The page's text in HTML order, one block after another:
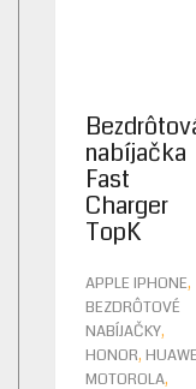
nabíjačka
Fast
Charger
TopK
APPLE IPHONE,
BEZDRÔTOVÉ
NABÍJAČKY,
HONOR,
MOTOROLA,